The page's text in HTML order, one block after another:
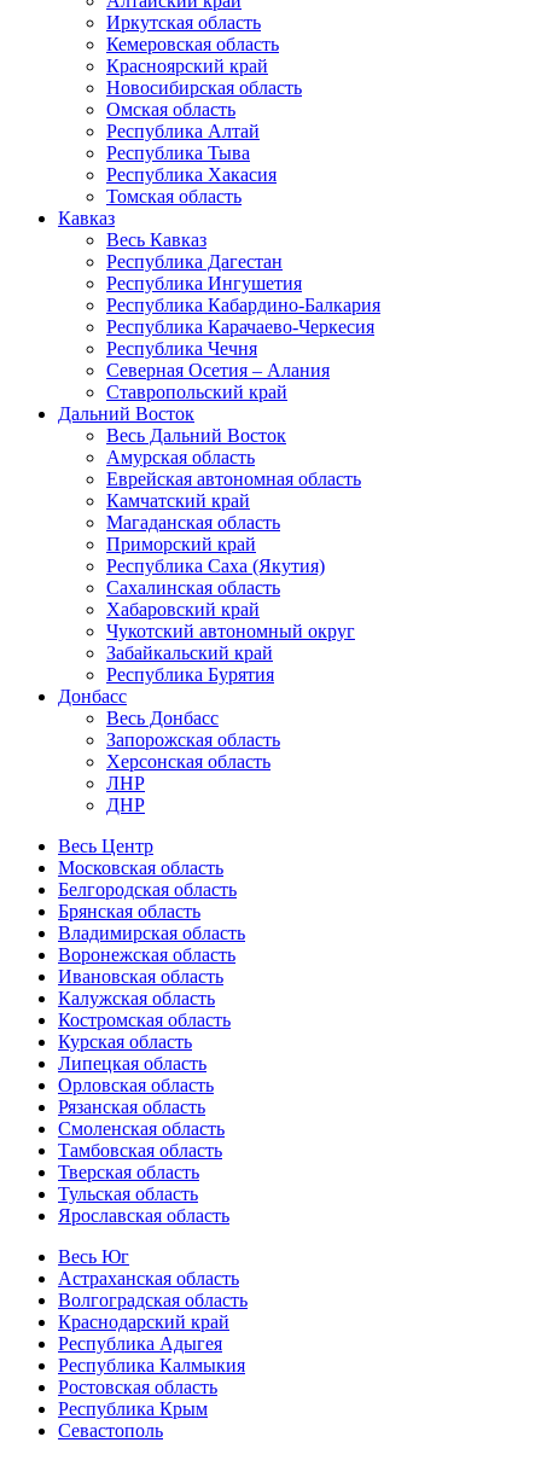
Иркутская область
Кемеровская область
Красноярский край
Новосибирская область
Омская область
Республика Алтай
Республика Тыва
Республика Хакасия
Томская область
Кавказ
Весь Кавказ
Республика Дагестан
Республика Ингушетия
Республика Кабардино-Балкария
Республика Карачаево-Черкесия
Республика Чечня
Северная Осетия – Алания
Ставропольский край
Дальний Восток
Весь Дальний Восток
Амурская область
Еврейская автономная область
Камчатский край
Магаданская область
Приморский край
Республика Саха (Якутия)
Сахалинская область
Хабаровский край
Чукотский автономный округ
Забайкальский край
Республика Бурятия
Донбасс
Весь Донбасс
Запорожская область
Херсонская область
ЛНР
ДНР
Весь Центр
Московская область
Белгородская область
Брянская область
Владимирская область
Воронежская область
Ивановская область
Калужская область
Костромская область
Курская область
Липецкая область
Орловская область
Рязанская область
Смоленская область
Тамбовская область
Тверская область
Тульская область
Ярославская область
Весь Юг
Астраханская область
Волгоградская область
Краснодарский край
Республика Адыгея
Республика Калмыкия
Ростовская область
Республика Крым
Севастополь